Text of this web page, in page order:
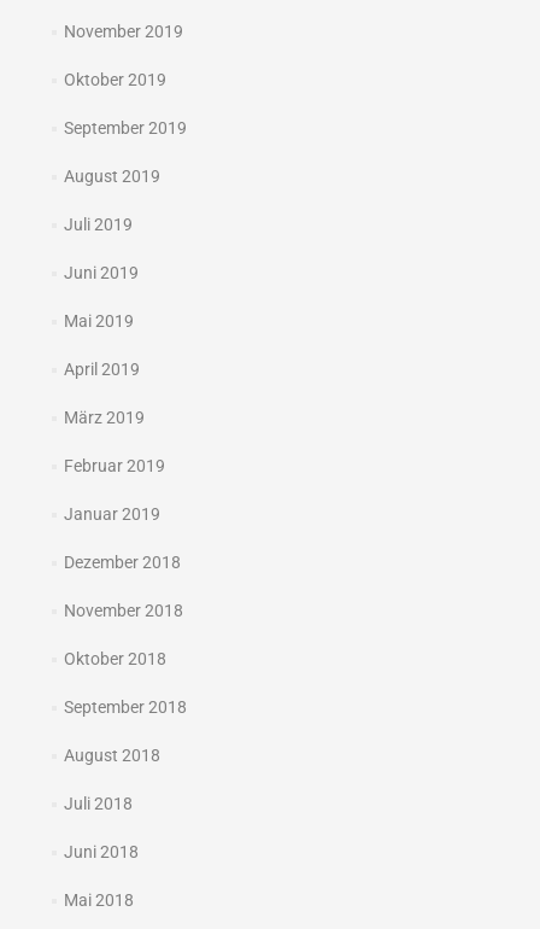
November 2019
Oktober 2019
September 2019
August 2019
Juli 2019
Juni 2019
Mai 2019
April 2019
März 2019
Februar 2019
Januar 2019
Dezember 2018
November 2018
Oktober 2018
September 2018
August 2018
Juli 2018
Juni 2018
Mai 2018